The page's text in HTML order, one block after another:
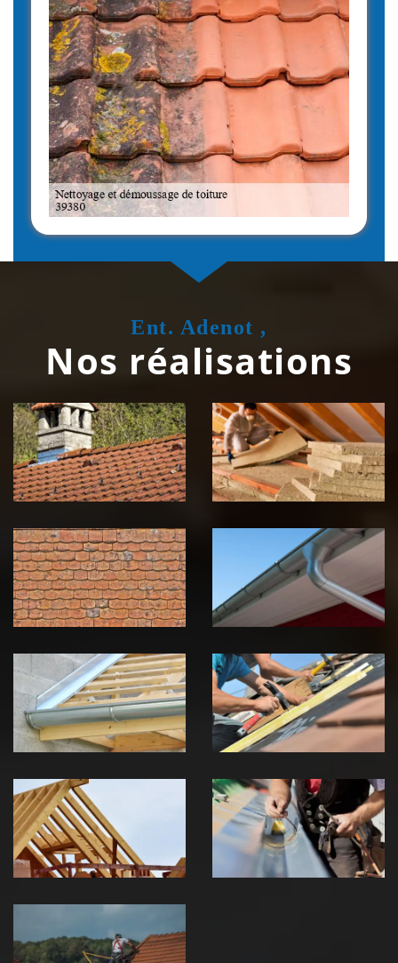
Ent. Adenot ,
Nos réalisations
Couvreur
zingueur 39
Jura
Isolation de
toiture 39
Jura
démoussage de
toiture 39
Jura
pose de
gouttière 39
Jura
Pose de
Chéneau 39
Jura
Réparation de
toiture 39
Jura
Traitement de
charpente 39
Jura
Travaux de
zinguerie 39
Jura
Urgence fuite
de toiture 39